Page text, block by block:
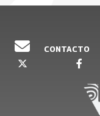
con sus padres,
Familia de la
Colombia; y con
docente de la
Pontificia
general del
CONTACTO